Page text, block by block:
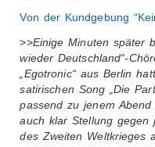
Von der Kundgebung
>>Einige Minuten später
wieder Deutschland“-
„Egotronic“ aus Berlin
satirischen Song „Die
passend zu jenem
auch klar Stellung gegen
des Zweiten Weltkrieges